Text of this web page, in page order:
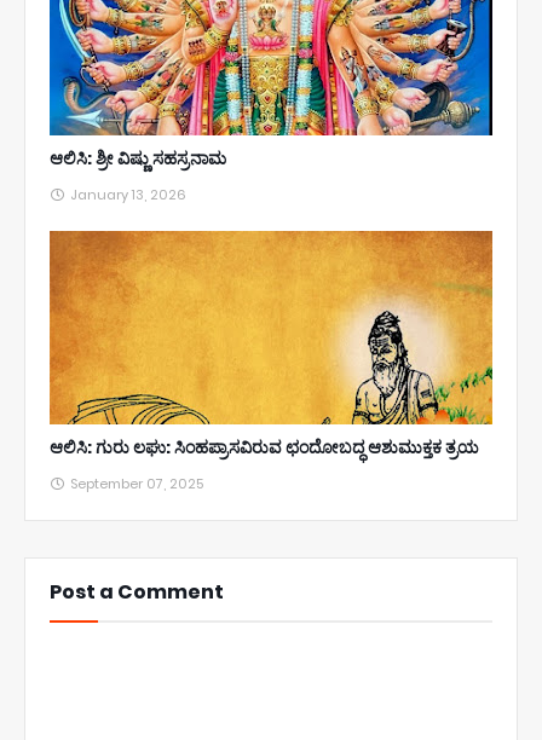
ಆಲಿಸಿ: ಶ್ರೀ ವಿಷ್ಣು ಸಹಸ್ರನಾಮ
January 13, 2026
ಆಲಿಸಿ: ಗುರು ಲಘು: ಸಿಂಹಪ್ರಾಸವಿರುವ ಛಂದೋಬದ್ಧ ಆಶುಮುಕ್ತಕ ತ್ರಯ
September 07, 2025
Post a Comment